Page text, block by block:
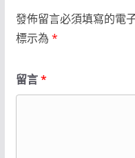
發佈留言必須填寫的電
標示為 *
留言*